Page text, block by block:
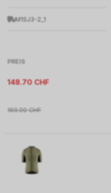
M1SJ3-2_1
PREIS
148.70 CHF
169.00 CHF